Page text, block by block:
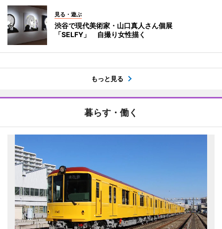
見る・遊ぶ
渋谷で現代美術家・山口真人さん個展
「SELFY」 自撮り女性描く
もっと見る
暮らす・働く